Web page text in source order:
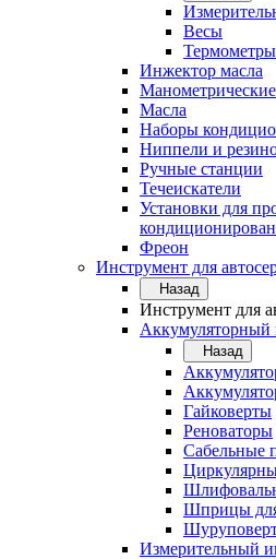
Весы
Термометры
Инжектор масла
Масла
Наборы
Ниппели и
Ручные станции
Течеискатели
Установки для
Фреон
Инструмент для
Назад
Инструмент для
Аккумуляторный
Назад
Гайковерты
Реноваторы
Сабельные
Шприцы для
Измерительный